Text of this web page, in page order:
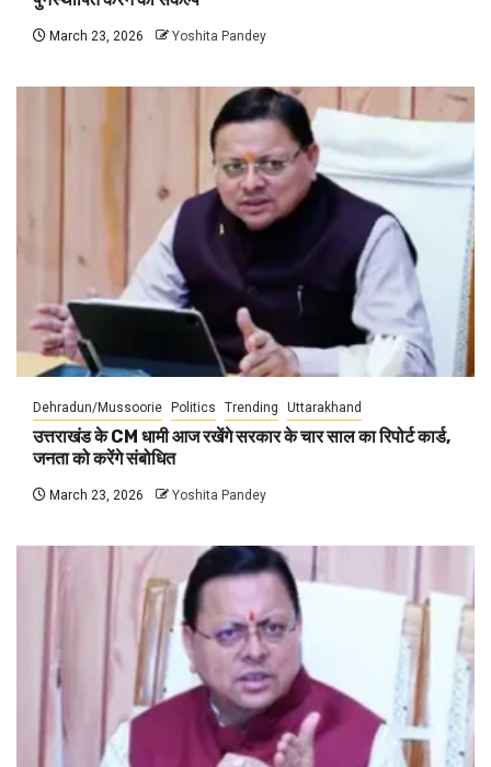
March 23, 2026 Yoshita Pandey
Dehradun/Mussoorie Politics Trending Uttarakhand
उत्तराखंड के CM धामी आज रखेंगे सरकार के चार साल का रिपोर्ट कार्ड,
जनता को करेंगे संबोधित
March 23, 2026 Yoshita Pandey